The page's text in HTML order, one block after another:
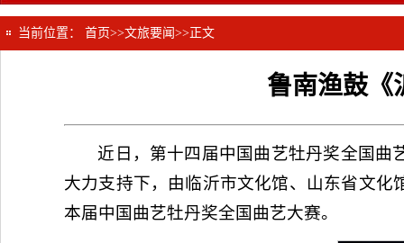
当前位置： 首页>>文旅要闻 >> 正文
鲁南渔鼓《
近日，第十四届中国曲艺牡丹奖全国曲
大力支持下，由临沂市文化馆、山东省文
本届中国曲艺牡丹奖全国曲艺大赛。